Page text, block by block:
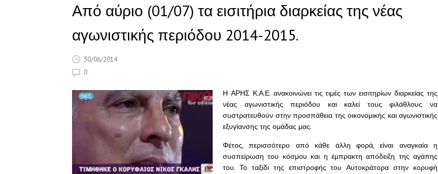
Από αύριο (01/07) τα εισιτήρια διαρκείας της νέας
αγωνιστικής περιόδου 2014-2015.
30/06/2014
0
Η ΑΡΗΣ Κ.Α.Ε. ανακοινώνει τις τιμές των εισιτηρίων διαρκείας της
νέας αγωνιστικής περιόδου και καλεί τους φιλάθλους να
συστρατευθούν στην προσπάθεια της οικονομικής και αγωνιστικής
εξυγίανσης της ομάδας μας.
Φέτος, περισσότερο από κάθε άλλη φορά, είναι αναγκαία η
συσπείρωση του κόσμου και η έμπρακτη απόδειξη της αγάπης
του. Το ταξίδι της επιστροφής του Αυτοκράτορα στην κορυφή